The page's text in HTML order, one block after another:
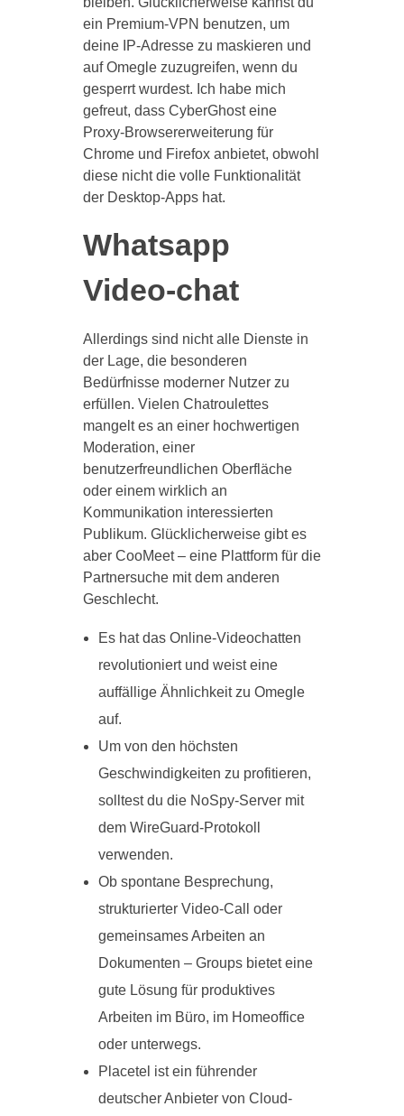
ein Premium-VPN benutzen, um
deine IP-Adresse zu maskieren und
auf Omegle zuzugreifen, wenn du
gesperrt wurdest. Ich habe mich
gefreut, dass CyberGhost eine
Proxy-Browsererweiterung für
Chrome und Firefox anbietet, obwohl
diese nicht die volle Funktionalität
der Desktop-Apps hat.
Whatsapp
Video-chat
Allerdings sind nicht alle Dienste in
der Lage, die besonderen
Bedürfnisse moderner Nutzer zu
erfüllen. Vielen Chatroulettes
mangelt es an einer hochwertigen
Moderation, einer
benutzerfreundlichen Oberfläche
oder einem wirklich an
Kommunikation interessierten
Publikum. Glücklicherweise gibt es
aber CooMeet – eine Plattform für die
Partnersuche mit dem anderen
Geschlecht.
Es hat das Online-Videochatten
revolutioniert und weist eine
auffällige Ähnlichkeit zu Omegle
auf.
Um von den höchsten
Geschwindigkeiten zu profitieren,
solltest du die NoSpy-Server mit
dem WireGuard-Protokoll
verwenden.
Ob spontane Besprechung,
strukturierter Video-Call oder
gemeinsames Arbeiten an
Dokumenten – Groups bietet eine
gute Lösung für produktives
Arbeiten im Büro, im Homeoffice
oder unterwegs.
Placetel ist ein führender
deutscher Anbieter von Cloud-